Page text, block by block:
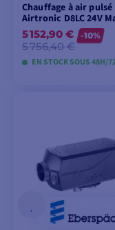
Chauffage à air pulsé
Airtronic D8LC 24V
5 152,90 €
5 756,40 €
-10%
EN STOCK SOUS 48H/